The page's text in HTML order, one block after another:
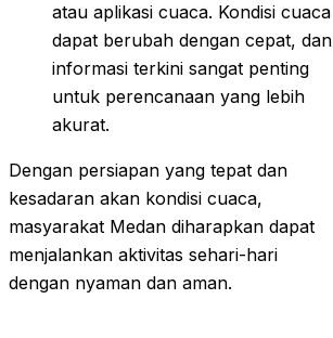
atau aplikasi cuaca. Kondisi cuaca
dapat berubah dengan cepat, dan
informasi terkini sangat penting
untuk perencanaan yang lebih
akurat.
Dengan persiapan yang tepat dan
kesadaran akan kondisi cuaca,
masyarakat Medan diharapkan dapat
menjalankan aktivitas sehari-hari
dengan nyaman dan aman.